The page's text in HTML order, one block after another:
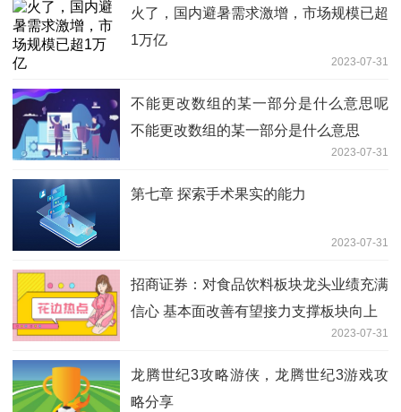
火了，国内避暑需求激增，市场规模已超
1万亿
2023-07-31
不能更改数组的某一部分是什么意思呢
不能更改数组的某一部分是什么意思
2023-07-31
第七章 探索手术果实的能力
2023-07-31
招商证券：对食品饮料板块龙头业绩充满
信心 基本面改善有望接力支撑板块向上
2023-07-31
龙腾世纪3攻略游侠，龙腾世纪3游戏攻
略分享